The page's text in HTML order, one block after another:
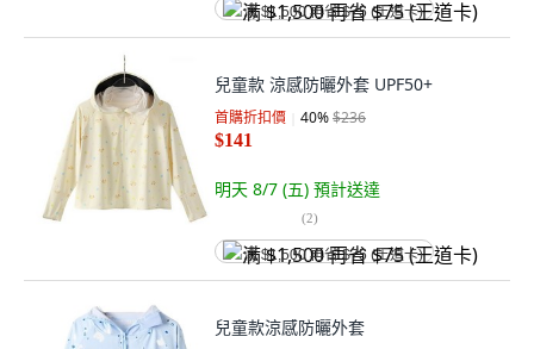
满 $1,500 再省 $75 (王道卡)
兒童款 涼感防曬外套 UPF50+
首購折扣價 40%$236
$141
明天 8/7 (五) 預計送達
(2)
满 $1,500 再省 $75 (王道卡)
兒童款涼感防曬外套